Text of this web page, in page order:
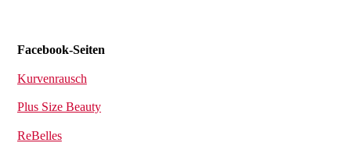
Facebook-Seiten
Kurvenrausch
Plus Size Beauty
ReBelles